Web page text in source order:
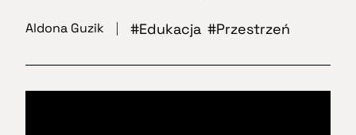
Aldona Guzik Edukacja Przestrzeń